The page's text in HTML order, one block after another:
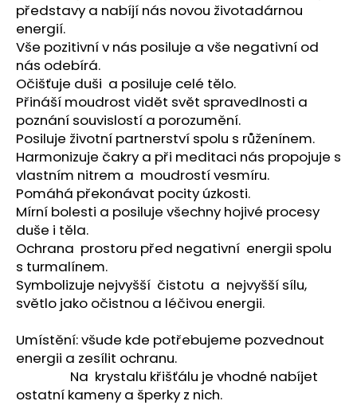
představy a nabíjí nás novou životadárnou
energií.
Vše pozitivní v nás posiluje a vše negativní od
nás odebírá.
Očišťuje duši a posiluje celé tělo.
Přináší moudrost vidět svět spravedlnosti a
poznání souvislostí a porozumění.
Posiluje životní partnerství spolu s růženínem.
Harmonizuje čakry a při meditaci nás propojuje s
vlastním nitrem a moudrostí vesmíru.
Pomáhá překonávat pocity úzkosti.
Mírní bolesti a posiluje všechny hojivé procesy
duše i těla.
Ochrana prostoru před negativní energii spolu
s turmalínem.
Symbolizuje nejvyšší čistotu a nejvyšší sílu,
světlo jako očistnou a léčivou energii.
Umístění: všude kde potřebujeme pozvednout
energii a zesílit ochranu.
Na krystalu křišťálu je vhodné nabíjet
ostatní kameny a šperky z nich.
o
p
o
r
u
č
u
j
e
m
e
PARFÉMOVÁ
VODA
-
ZAHRA
ARABIA
-
100ML
1
290